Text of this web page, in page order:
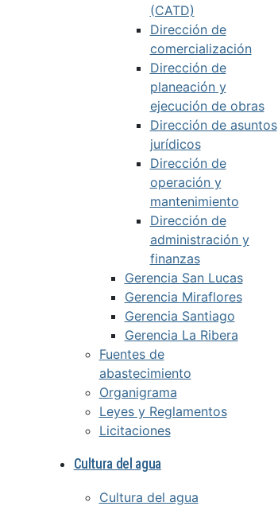
(CATD)
Dirección de
comercialización
Dirección de
planeación y
ejecución de obras
Dirección de asuntos
jurídicos
Dirección de
operación y
mantenimiento
Dirección de
administración y
finanzas
Gerencia San Lucas
Gerencia Miraflores
Gerencia Santiago
Gerencia La Ribera
Fuentes de
abastecimiento
Organigrama
Leyes y Reglamentos
Licitaciones
Cultura del agua
Cultura del agua